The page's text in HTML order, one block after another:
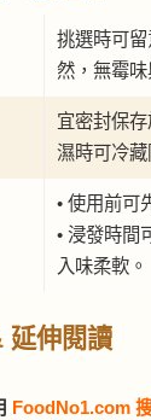
挑選時可
然，無霉味
宜密封保
濕時可冷藏
• 使用前可
• 浸發時間
入味柔軟。
伸閱讀
FoodNo1.com